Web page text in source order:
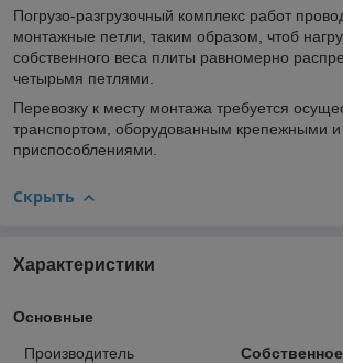
Погрузо-разгрузочный комплекс работ
монтажные петли, таким образом, чтоб
собственного веса плиты равномерно
четырьмя петлями.
Перевозку к месту монтажа требуется
транспортом, оборудованным крепежными
приспособлениями.
Скрыть
Характеристики
Основные
Производитель